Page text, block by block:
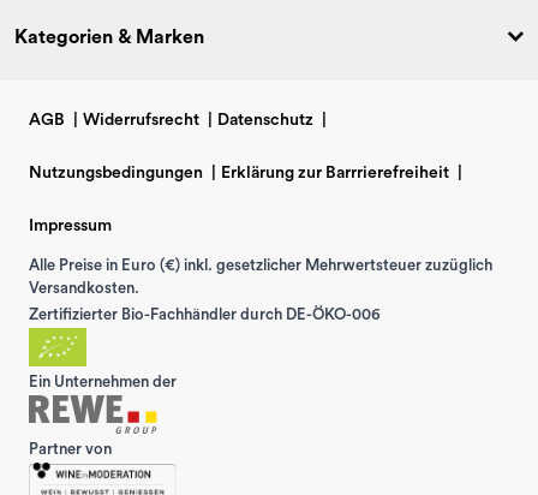
Kategorien & Marken
AGB Widerrufsrecht Datenschutz
Nutzungsbedingungen Erklärung zur Barrrierefreiheit
Impressum
Alle Preise in Euro (€) inkl. gesetzlicher Mehrwertsteuer zuzüglich
Versandkosten.
Zertifizierter Bio-Fachhändler durch DE-ÖKO-006
Ein Unternehmen der
Partner von